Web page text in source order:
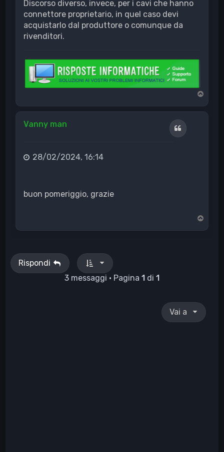
Discorso diverso, invece, per i cavi che hanno
connettore proprietario, in quel caso devi
acquistarlo dal produttore o comunque da
rivenditori.
o
p
Vanny man
Cita
28/02/2024, 16:14
buon pomeriggio, grazie
o
Rispondi
3 messaggi • Pagina 1 di 1
Vai a